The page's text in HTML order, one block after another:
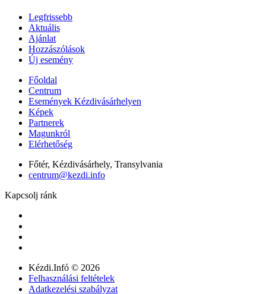
Legfrissebb
Aktuális
Ajánlat
Hozzászólások
Új esemény
Főoldal
Centrum
Események Kézdivásárhelyen
Képek
Partnerek
Magunkról
Elérhetőség
Főtér, Kézdivásárhely, Transylvania
centrum@kezdi.info
Kapcsolj ránk
Kézdi.Infó © 2026
Felhasználási feltételek
Adatkezelési szabályzat